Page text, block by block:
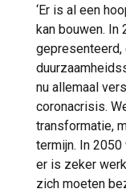
‘Er is al een
kan bouwen.
nu allemaal
coronacrisis.
transformatie,
termijn. In
er is zeker
zich moeten